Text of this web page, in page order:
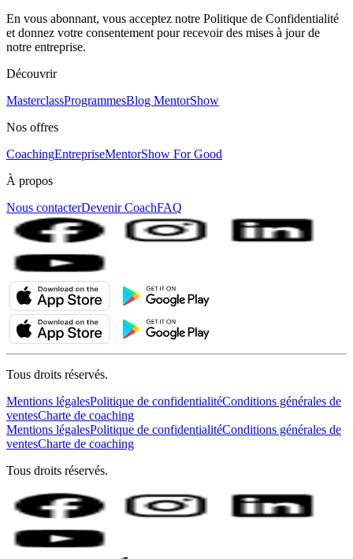
En vous abonnant, vous acceptez notre Politique de Confidentialité
et donnez votre consentement pour recevoir des mises à jour de
notre entreprise.
Découvrir
MasterclassProgrammesBlog MentorShow
Nos offres
CoachingEntrepriseMentorShow For Good
À propos
Nous contacterDevenir CoachFAQ
Tous droits réservés.
Mentions légalesPolitique de confidentialitéConditions générales de
ventesCharte de coaching
Mentions légalesPolitique de confidentialitéConditions générales de
ventesCharte de coaching
Tous droits réservés.